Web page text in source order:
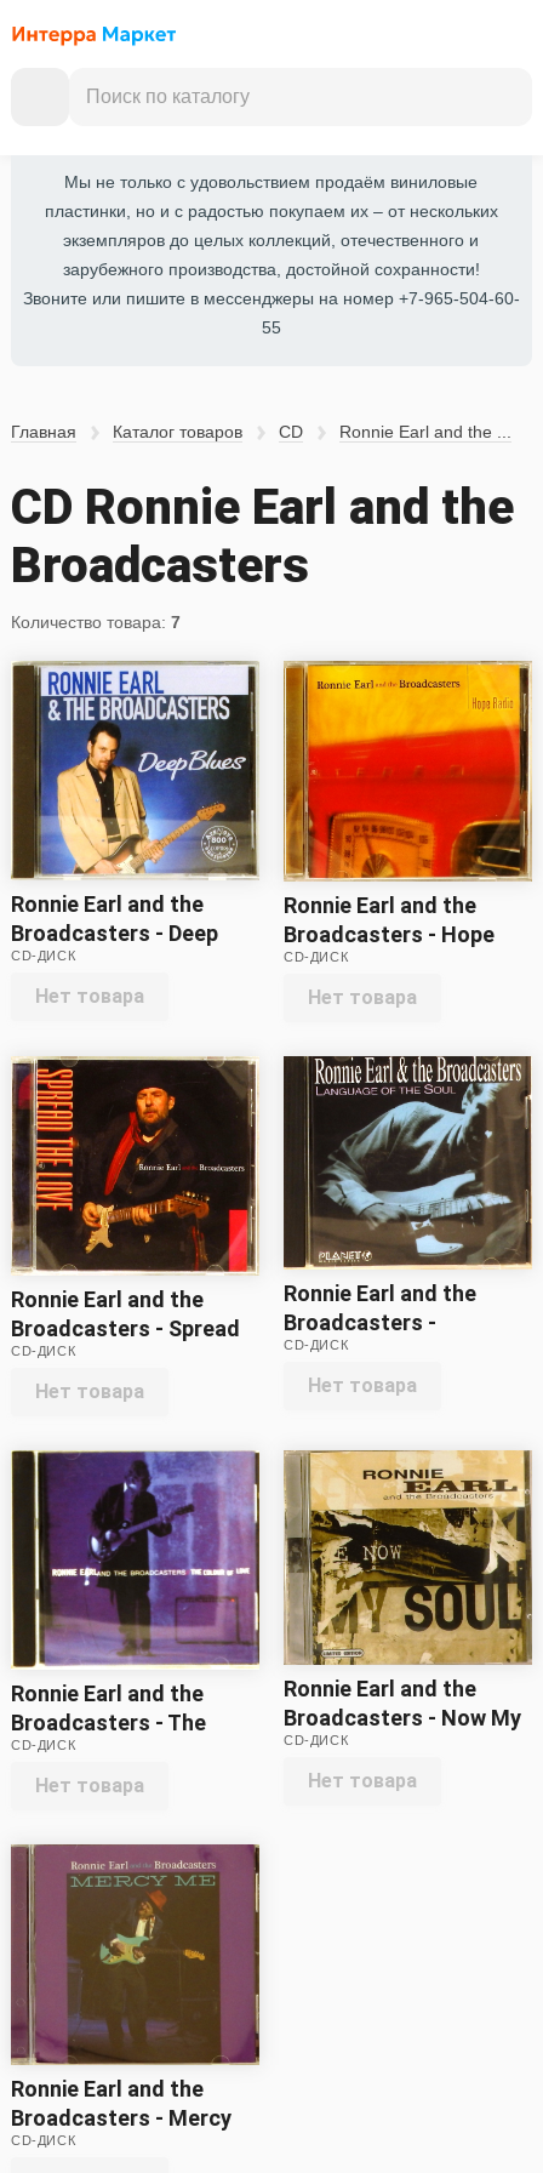
Мы не только с удовольствием продаём виниловые
пластинки, но и с радостью покупаем их – от нескольких
экземпляров до целых коллекций, отечественного и
зарубежного производства, достойной сохранности!
Звоните или пишите в мессенджеры на номер +7-965-504-60-
55
Главная Каталог товаров CD Ronnie Earl and the ...
CD Ronnie Earl and the
Broadcasters
Количество товара: 7
Ronnie Earl and the
Broadcasters - Deep
Blues (CD)
CD-ДИСК
Нет товара
Ronnie Earl and the
Broadcasters - Hope
Radio (CD)
CD-ДИСК
Нет товара
Ronnie Earl and the
Broadcasters - Spread
the Love (CD)
CD-ДИСК
Нет товара
Ronnie Earl and the
Broadcasters -
Language of the Soul
(CD)
CD-ДИСК
Нет товара
Ronnie Earl and the
Broadcasters - The
Colour of Love (CD)
CD-ДИСК
Нет товара
Ronnie Earl and the
Broadcasters - Now My
Soul (CD)
CD-ДИСК
Нет товара
Ronnie Earl and the
Broadcasters - Mercy
Me (CD)
CD-ДИСК